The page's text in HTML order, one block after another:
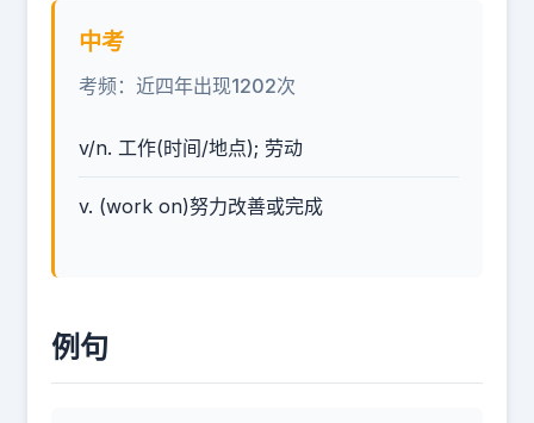
中考
考频：近四年出现1202次
v/n. 工作(时间/地点); 劳动
v. (work on)努力改善或完成
例句